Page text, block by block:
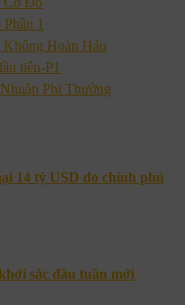
1
Hoàn Hảo
tiên-P1
Phi Thường
14 tỷ USD do chính phủ
sắc đầu tuần mới